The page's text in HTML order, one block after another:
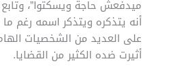
ميدفعش حاجة ويسكتوا”،
أنه يتذكره ويتذكر اسمه رغم
على العديد من الشخصيات
أثيرت ضده الكثير من القضايا.